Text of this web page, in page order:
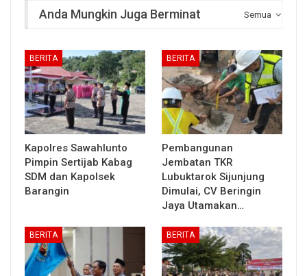
Semua
Anda Mungkin Juga Berminat
BERITA
Kapolres Sawahlunto
Pimpin Sertijab Kabag
SDM dan Kapolsek
Barangin
BERITA
Pembangunan
Jembatan TKR
Lubuktarok Sijunjung
Dimulai, CV Beringin
Jaya Utamakan…
BERITA BERITA